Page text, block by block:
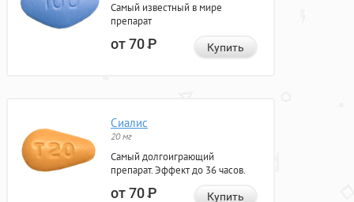
Самый известный в мире
препарат
от 70Р Купить
Сиалис
20 мг
Самый долгоиграющий
препарат. Эффект до 36 часов.
от 70Р Купить